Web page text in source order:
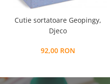
Cutie sortatoare Geopingy,
Djeco
92,00 RON